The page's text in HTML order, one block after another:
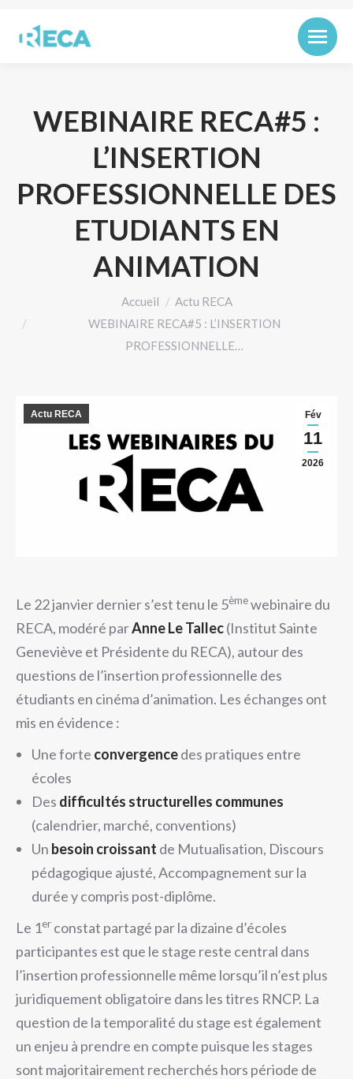
WEBINAIRE RECA#5 :
L’INSERTION
PROFESSIONNELLE DES
ETUDIANTS EN
ANIMATION
Accueil
Actu RECA
WEBINAIRE RECA#5 : L’INSERTION
PROFESSIONNELLE…
Fév
11
2026
Actu RECA
Le 22 janvier dernier s’est tenu le 5èmewebinaire du
RECA, modéré parAnne Le Tallec(Institut Sainte
Geneviève et Présidente du RECA), autour des
questions de l’insertion professionnelle des
étudiants en cinéma d’animation. Les échanges ont
mis en évidence :
Une forte convergencedes pratiques entre
écoles
Des difficultés structurelles communes
(calendrier, marché, conventions)
Un besoin croissant de Mutualisation, Discours
pédagogique ajusté, Accompagnement sur la
durée y compris post-diplôme.
Le 1er constat partagé par la dizaine d’écoles
participantes est que le stage reste central dans
l’insertion professionnelle même lorsqu’il n’est plus
juridiquement obligatoire dans les titres RNCP. La
question de la temporalité du stage est également
un enjeu à prendre en compte puisque les stages
sont majoritairement recherchés hors période de